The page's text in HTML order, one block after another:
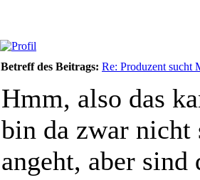
Betreff des Beitrags: Re: Produzent sucht
Hmm, also das
bin da zwar nicht
angeht, aber